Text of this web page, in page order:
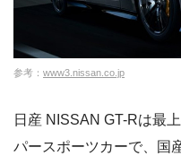
参考： www3.nissan.co.jp
日産 NISSAN GT-Rは最
パースポーツカーで、国